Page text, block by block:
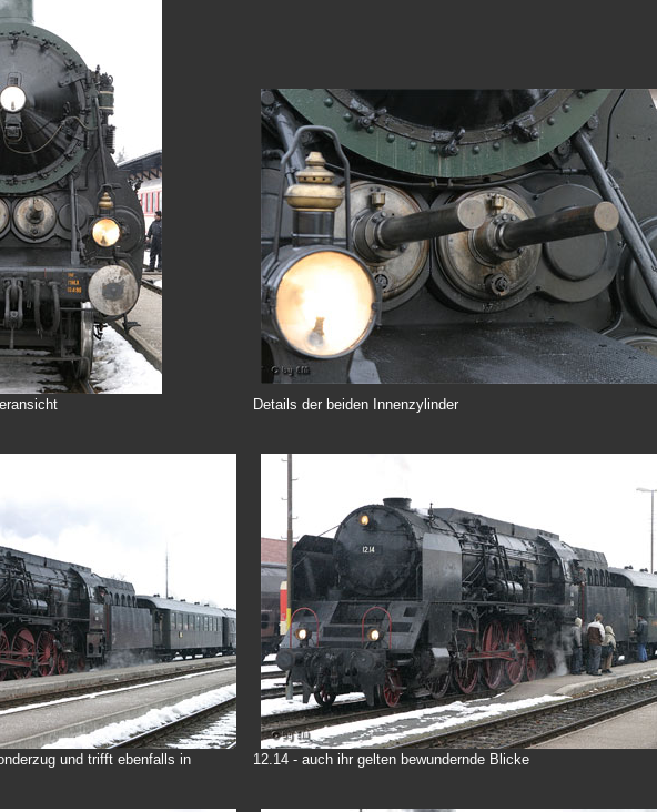
Details der beiden Innenzylinder
und trifft ebenfalls in 12.14 - auch ihr gelten bewundernde Blicke